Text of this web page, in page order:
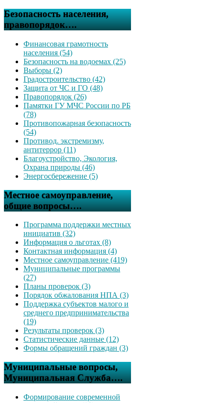
Безопасность населения,
правопорядок….
Финансовая грамотность
населения (54)
Безопасность на водоемах (25)
Выборы (2)
Градостроительство (42)
Защита от ЧС и ГО (48)
Правопорядок (26)
Памятки ГУ МЧС России по РБ
(78)
Противопожарная безопасность
(54)
Противод. экстремизму,
антитеррор (11)
Благоустройство, Экология,
Охрана природы (46)
Энергосбережение (5)
Местное самоуправление,
общие вопросы….
Программа поддержки местных
инициатив (32)
Информация о льготах (8)
Контактная информация (4)
Местное самоуправление (419)
Муниципальные программы
(27)
Планы проверок (3)
Порядок обжалования НПА (3)
Поддержка субъектов малого и
среднего предпринимательства
(19)
Результаты проверок (3)
Статистические данные (12)
Формы обращений граждан (3)
Муниципальные вопросы,
Муниципальная Служба….
Формирование современной